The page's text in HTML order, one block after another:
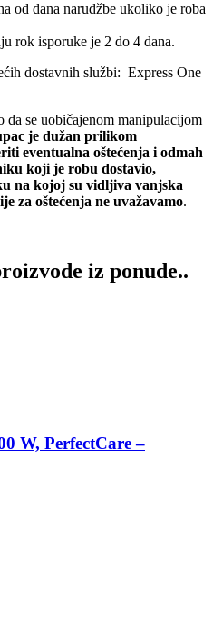
od dana narudžbe ukoliko je roba
rok isporuke je 2 do 4 dana.
dostavnih službi: Express One
se uobičajenom manipulacijom
je dužan prilikom
eventualna oštećenja i odmah
koji je robu dostavio,
na kojoj su vidljiva vanjska
za oštećenja ne uvažavamo.
iz ponude..
W, PerfectCare –